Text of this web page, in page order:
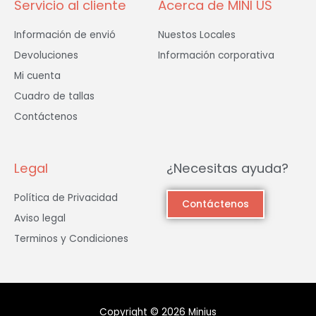
Servicio al cliente
Información de envió
Devoluciones
Mi cuenta
Cuadro de tallas
Contáctenos
Acerca de MINI US
Nuestos Locales
Información corporativa
Legal
Política de Privacidad
Aviso legal
Terminos y Condiciones
¿Necesitas ayuda?
Contáctenos
Copyright © 2026 Minius